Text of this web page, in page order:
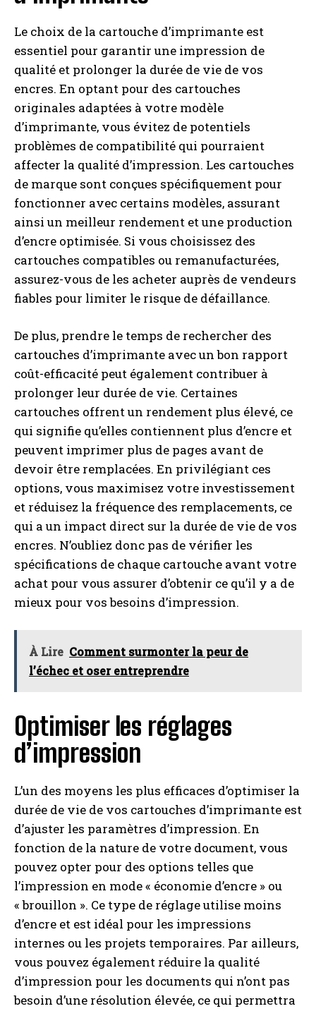
Le choix de la cartouche d’imprimante est
essentiel pour garantir une impression de
qualité et prolonger la durée de vie de vos
encres. En optant pour des cartouches
originales adaptées à votre modèle
d’imprimante, vous évitez de potentiels
problèmes de compatibilité qui pourraient
affecter la qualité d’impression. Les cartouches
de marque sont conçues spécifiquement pour
fonctionner avec certains modèles, assurant
ainsi un meilleur rendement et une production
d’encre optimisée. Si vous choisissez des
cartouches compatibles ou remanufacturées,
assurez-vous de les acheter auprès de vendeurs
fiables pour limiter le risque de défaillance.
De plus, prendre le temps de rechercher des
cartouches d’imprimante avec un bon rapport
coût-efficacité peut également contribuer à
prolonger leur durée de vie. Certaines
cartouches offrent un rendement plus élevé, ce
qui signifie qu’elles contiennent plus d’encre et
peuvent imprimer plus de pages avant de
devoir être remplacées. En privilégiant ces
options, vous maximisez votre investissement
et réduisez la fréquence des remplacements, ce
qui a un impact direct sur la durée de vie de vos
encres. N’oubliez donc pas de vérifier les
spécifications de chaque cartouche avant votre
achat pour vous assurer d’obtenir ce qu’il y a de
mieux pour vos besoins d’impression.
À Lire Comment surmonter la peur de
l’échec et oser entreprendre
Optimiser les réglages
d’impression
L’un des moyens les plus efficaces d’optimiser la
durée de vie de vos cartouches d’imprimante est
d’ajuster les paramètres d’impression. En
fonction de la nature de votre document, vous
pouvez opter pour des options telles que
l’impression en mode « économie d’encre » ou
« brouillon ». Ce type de réglage utilise moins
d’encre et est idéal pour les impressions
internes ou les projets temporaires. Par ailleurs,
vous pouvez également réduire la qualité
d’impression pour les documents qui n’ont pas
besoin d’une résolution élevée, ce qui permettra